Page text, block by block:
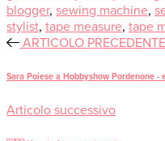
blogger, sewing machine,
stylist, tape measure, tape
ARTICOLO PRECEDENTE
Sara Poiese a Hobbyshow Pordenone -
Articolo successivo